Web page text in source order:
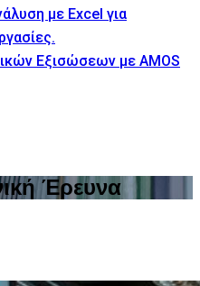
με Excel για
Εξισώσεων με AMOS
Έρευνα